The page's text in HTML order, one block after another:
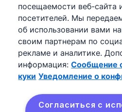
©2026Pipedrive
Pipedrive
Условия предоставления
Pipedrive
Уведомление о
Карта сайта
Сообщение о куки
Настройки файлов cookie
Pipedrive – онлайн-CRM для
посещаемости веб-сайта
посетителей. Мы
об использовании вами
своим партнерам по
рекламе и аналитике.
информация: Сообщение
куки Уведомление о
Согласиться с